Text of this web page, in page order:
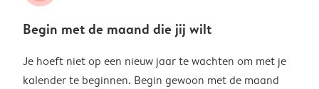
Begin met de maand die jij wilt
Je hoeft niet op een nieuw jaar te wachten om met je
kalender te beginnen. Begin gewoon met de maand